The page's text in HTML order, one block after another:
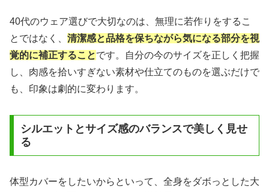
40代のウェア選びで大切なのは、無理に若作りをするこ
とではなく、 清潔感と品格を保ちながら気になる部分を視
覚的に補正することです。自分の今のサイズを正しく把握
し、肉感を拾いすぎない素材や仕立てのものを選ぶだけで
も、印象は劇的に変わります。
シルエットとサイズ感のバランスで美しく見せ
る
体型カバーをしたいからといって、全身をダボっとした大